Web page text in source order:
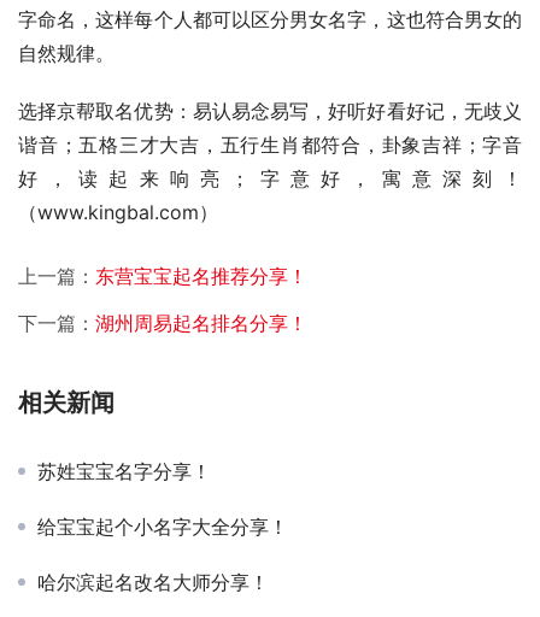
字命名，这样每个人都可以区分男女名字，这也符合男女的
自然规律。
选择京帮取名优势：易认易念易写，好听好看好记，无歧义
谐音；五格三才大吉，五行生肖都符合，卦象吉祥；字音
好，读起来响亮；字意好，寓意深刻！
（www.kingbal.com）
上一篇： 东营宝宝起名推荐分享！
下一篇： 湖州周易起名排名分享！
相关新闻
苏姓宝宝名字分享！
给宝宝起个小名字大全分享！
哈尔滨起名改名大师分享！